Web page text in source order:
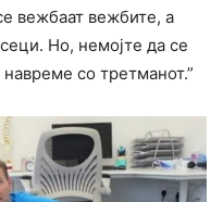
вежбаат вежбите, а
Но, немојте да се
со третманот.”